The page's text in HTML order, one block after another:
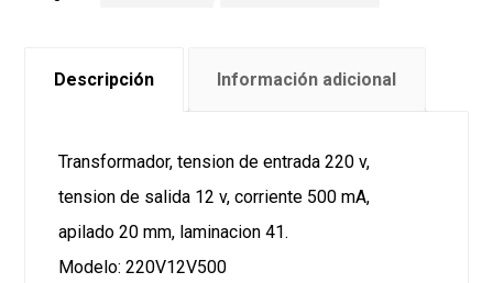
Descripción Información adicional
Transformador, tension de entrada 220 v,
tension de salida 12 v, corriente 500 mA,
apilado 20 mm, laminacion 41.
Modelo: 220V12V500